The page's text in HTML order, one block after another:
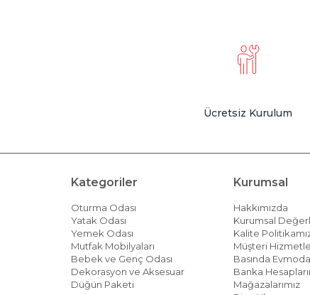
Ücretsiz Kurulum
Kategoriler
Oturma Odası
Yatak Odası
Yemek Odası
Mutfak Mobilyaları
Bebek ve Genç Odası
Dekorasyon ve Aksesuar
Düğün Paketi
Kurumsal
Hakkımızda
Kurumsal
Kalite
Müşteri
Basında Evmoda
Banka
Mağazalarımız